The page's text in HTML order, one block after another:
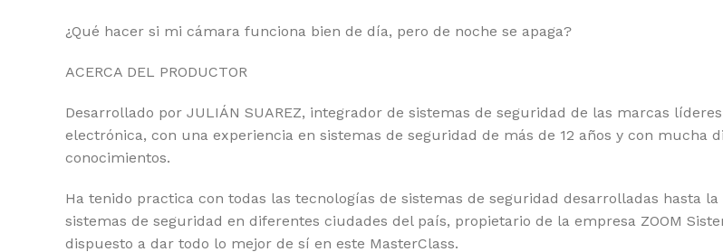
¿Qué hacer si mi cámara funciona bien de día, pero de noche se apaga?
ACERCA DEL PRODUCTOR
Desarrollado por JULIÁN SUAREZ, integrador de sistemas de seguridad de las marcas
electrónica, con una experiencia en sistemas de seguridad de más de 12 años y con mucha
conocimientos.
Ha tenido practica con todas las tecnologías de sistemas de seguridad desarrolladas hasta
sistemas de seguridad en diferentes ciudades del país, propietario de la empresa ZOOM
dispuesto a dar todo lo mejor de sí en este MasterClass.